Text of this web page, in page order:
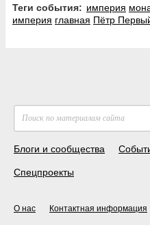
Теги события: империя
империя главная Пётр
Блоги и сообщества
Спецпроекты
О нас Контактная информация